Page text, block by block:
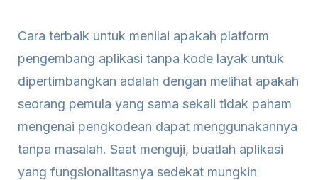
Cara terbaik untuk menilai apakah platform
pengembang aplikasi tanpa kode layak untuk
dipertimbangkan adalah dengan melihat apakah
seorang pemula yang sama sekali tidak paham
mengenai pengkodean dapat menggunakannya
tanpa masalah. Saat menguji, buatlah aplikasi
yang fungsionalitasnya sedekat mungkin